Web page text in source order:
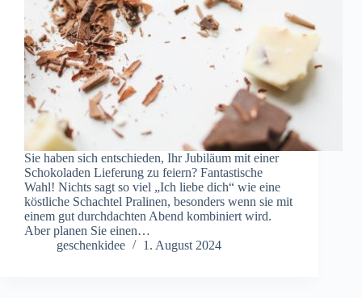
Sie haben sich entschieden, Ihr Jubiläum mit einer
Schokoladen Lieferung zu feiern? Fantastische
Wahl! Nichts sagt so viel „Ich liebe dich“ wie eine
köstliche Schachtel Pralinen, besonders wenn sie mit
einem gut durchdachten Abend kombiniert wird.
Aber planen Sie einen…
geschenkidee
1. August 2024